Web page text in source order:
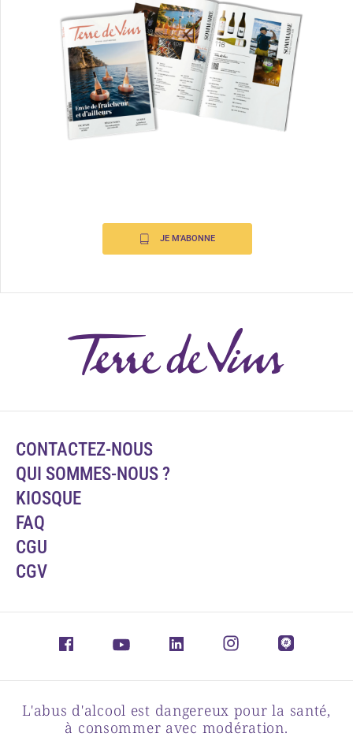
JE M'ABONNE
CONTACTEZ-NOUS
QUI SOMMES-NOUS ?
KIOSQUE
FAQ
CGU
CGV
L'abus d'alcool est dangereux pour la santé,
à consommer avec modération.